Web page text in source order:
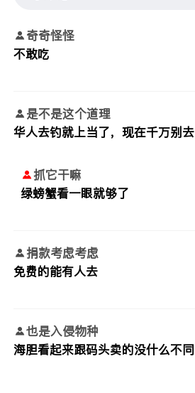
奇奇怪怪
不敢吃
是不是这个道理
华人去钓就上当了，现在千万别去
抓它干嘛
绿螃蟹看一眼就够了
捐款考虑考虑
免费的能有人去
也是入侵物种
海胆看起来跟码头卖的没什么不同